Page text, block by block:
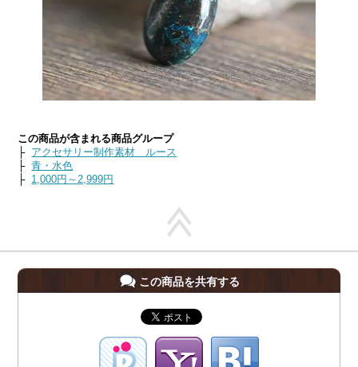
この商品が含まれる商品グループ
├ アクセサリー制作素材 ルース
├青・水色
├ 1,000円～2,999円
この商品を共有する